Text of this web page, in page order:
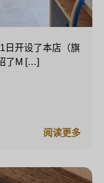
日开设了本店（旗
了M […]
阅读更多